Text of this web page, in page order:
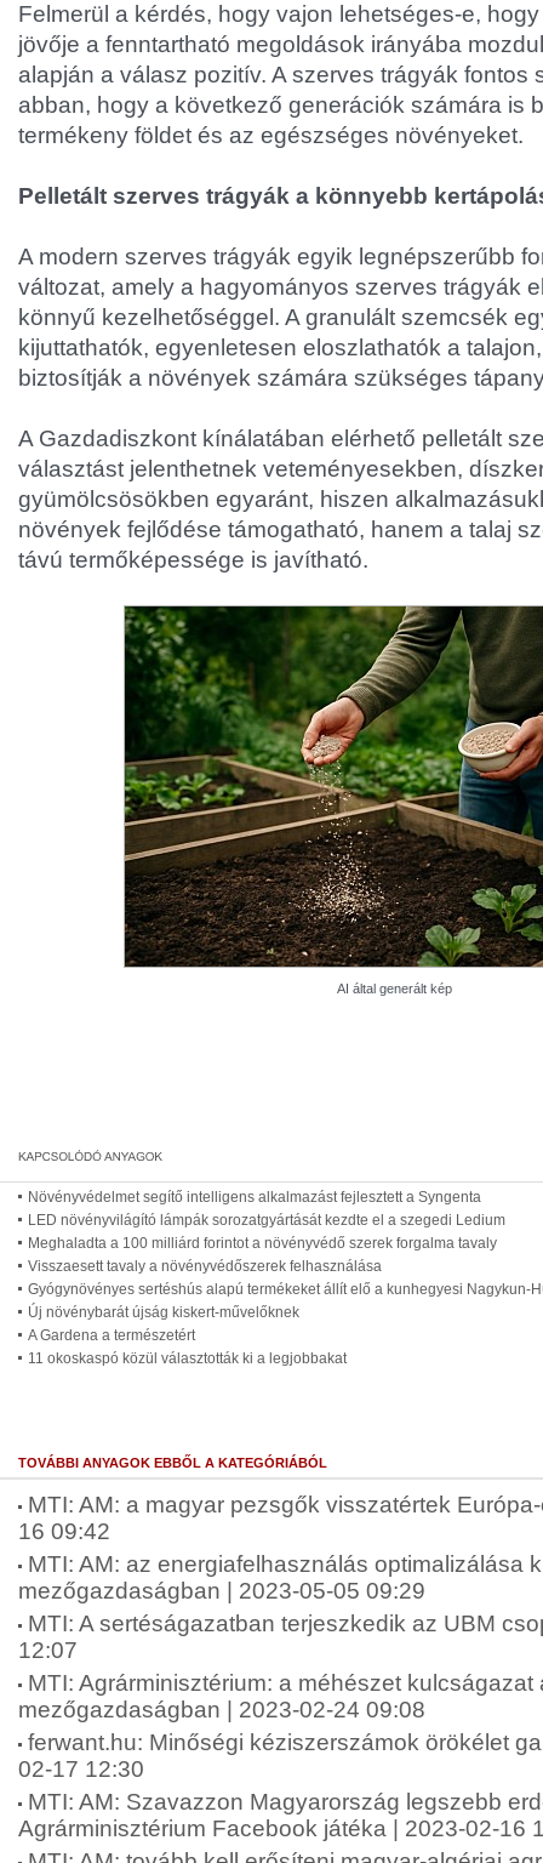
Felmerül a kérdés, hogy vajon lehetséges-e,
jövője a fenntartható megoldások irányába
alapján a válasz pozitív. A szerves trágyák fontos
abban, hogy a következő generációk számára is
termékeny földet és az egészséges növényeket.
Pelletált szerves trágyák a könnyebb
A modern szerves trágyák egyik legnépszerűbb
változat, amely a hagyományos szerves trágyák
könnyű kezelhetőséggel. A granulált szemcsék
kijuttathatók, egyenletesen eloszlathatók a
biztosítják a növények számára szükséges
A Gazdadiszkont kínálatában elérhető pelletált
választást jelenthetnek veteményesekben,
gyümölcsösökben egyaránt, hiszen
növények fejlődése támogatható, hanem a talaj
távú termőképessége is javítható.
AI által generált kép
Növényvédelmet segítő intelligens alkalmazást fejlesztett a Syngenta
LED növényvilágító lámpák sorozatgyártását kezdte el a szegedi Ledium
Meghaladta a 100 milliárd forintot a növényvédő szerek forgalma tavaly
Visszaesett tavaly a növényvédőszerek felhasználása
Gyógynövényes sertéshús alapú termékeket állít elő a kunhegyesi Nagykun-
Új növénybarát újság kiskert-művelőknek
A Gardena a természetért
11 okoskaspó közül választották ki a legjobbakat
TOVÁBBI ANYAGOK EBBŐL A KATEGÓRIÁBÓL
MTI: AM: a magyar pezsgők visszatértek
16 09:42
MTI: AM: az energiafelhasználás optimalizálása
mezőgazdaságban | 2023-05-05 09:29
MTI: A sertéságazatban terjeszkedik az UBM
12:07
MTI: Agrárminisztérium: a méhészet kulcságazat
mezőgazdaságban | 2023-02-24 09:08
ferwant.hu: Minőségi kéziszerszámok örökélet
02-17 12:30
MTI: AM: Szavazzon Magyarország legszebb
Agrárminisztérium Facebook játéka | 2023-02-16